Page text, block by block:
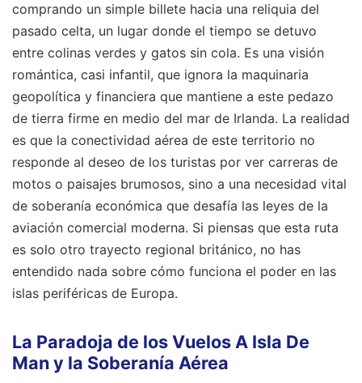
comprando un simple billete hacia una reliquia del
pasado celta, un lugar donde el tiempo se detuvo
entre colinas verdes y gatos sin cola. Es una visión
romántica, casi infantil, que ignora la maquinaria
geopolítica y financiera que mantiene a este pedazo
de tierra firme en medio del mar de Irlanda. La realidad
es que la conectividad aérea de este territorio no
responde al deseo de los turistas por ver carreras de
motos o paisajes brumosos, sino a una necesidad vital
de soberanía económica que desafía las leyes de la
aviación comercial moderna. Si piensas que esta ruta
es solo otro trayecto regional británico, no has
entendido nada sobre cómo funciona el poder en las
islas periféricas de Europa.
La Paradoja de los Vuelos A Isla De
Man y la Soberanía Aérea